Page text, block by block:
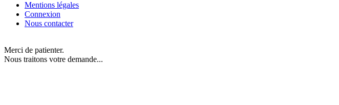
Mentions légales
Connexion
Nous contacter
Merci de patienter.
Nous traitons votre demande...